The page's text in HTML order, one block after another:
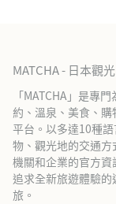
MATCHA - 日本觀
「MATCHA」是專
約、溫泉、美食、
平台。以多達10種
物、觀光地的交通
機關和企業的官方資
追求全新旅遊體驗的
旅。